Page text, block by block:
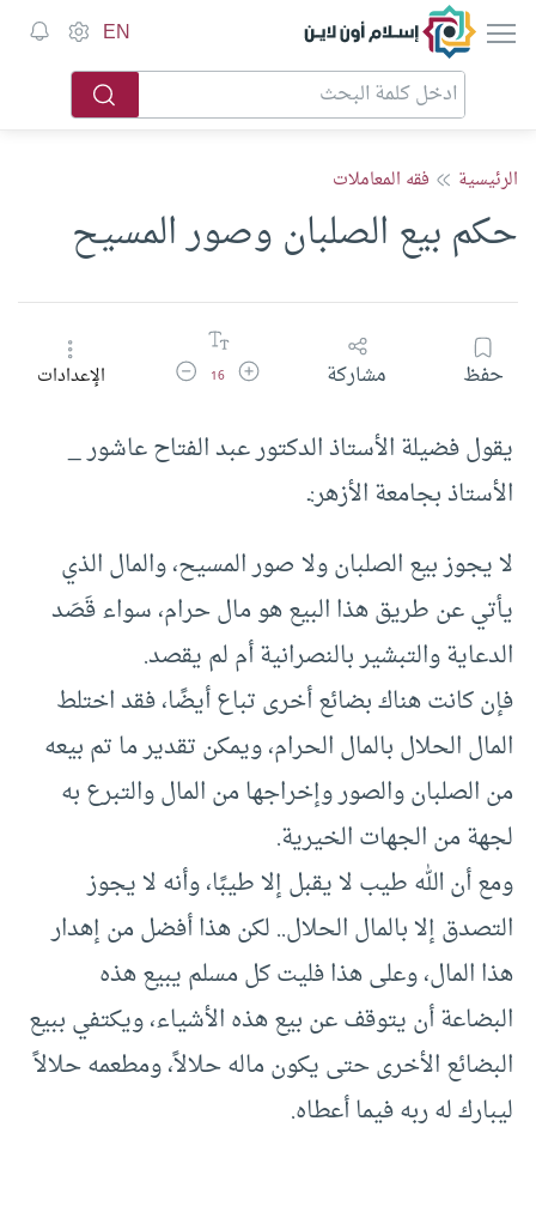
إسلام أون لاين EN
الرئيسية فقه المعاملات
حكم بيع الصلبان وصور المسيح
حفظ مشاركة زيادة حجم الخط
16 تقليل حجم الخطالإعدادات
يقول فضيلة الأستاذ الدكتور عبد الفتاح عاشور _
الأستاذ بجامعة الأزهر:ـ
لا يجوز بيع الصلبان ولا صور المسيح، والمال الذي
يأتي عن طريق هذا البيع هو مال حرام، سواء قَصَد
الدعاية والتبشير بالنصرانية أم لم يقصد.
فإن كانت هناك بضائع أخرى تباع أيضًا، فقد اختلط
المال الحلال بالمال الحرام، ويمكن تقدير ما تم بيعه
من الصلبان والصور وإخراجها من المال والتبرع به
لجهة من الجهات الخيرية.
ومع أن الله طيب لا يقبل إلا طيبًا، وأنه لا يجوز
التصدق إلا بالمال الحلال.. لكن هذا أفضل من إهدار
هذا المال، وعلى هذا فليت كل مسلم يبيع هذه
البضاعة أن يتوقف عن بيع هذه الأشياء، ويكتفي ببيع
البضائع الأخرى حتى يكون ماله حلالاً، ومطعمه حلالاً
ليبارك له ربه فيما أعطاه.